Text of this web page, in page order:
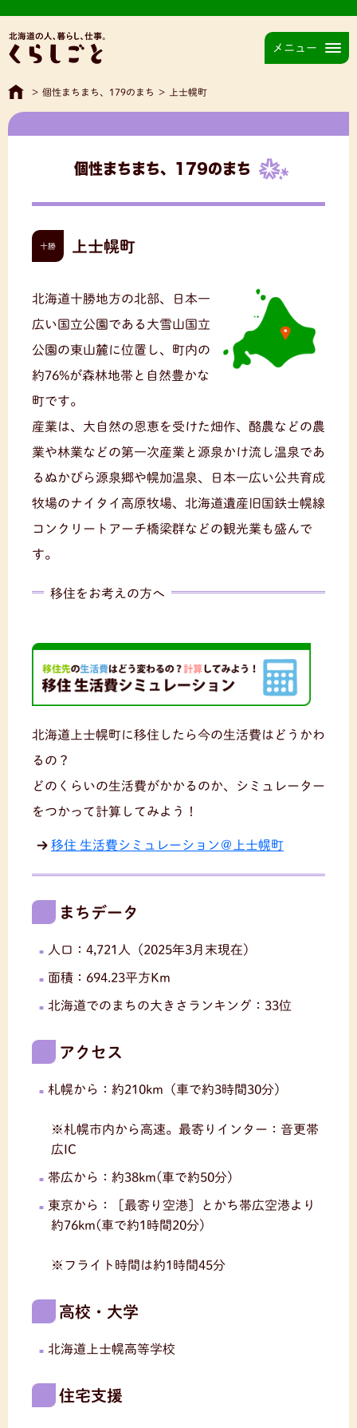
メニュー
> 個性まちまち、179のまち > 上士幌町
個性まちまち、179のまち
十勝 上士幌町
北海道十勝地方の北部、日本一
広い国立公園である大雪山国立
公園の東山麓に位置し、町内の
約76%が森林地帯と自然豊かな
町です。
産業は、大自然の恩恵を受けた畑作、酪農などの農
業や林業などの第一次産業と源泉かけ流し温泉であ
るぬかびら源泉郷や幌加温泉、日本一広い公共育成
牧場のナイタイ高原牧場、北海道遺産旧国鉄士幌線
コンクリートアーチ橋梁群などの観光業も盛んで
す。
移住をお考えの方へ
北海道上士幌町に移住したら今の生活費はどうかわ
るの？
どのくらいの生活費がかかるのか、シミュレーター
をつかって計算してみよう！
移住 生活費シミュレーション＠上士幌町
まちデータ
人口：4,721人（2025年3月末現在）
面積：694.23平方Km
北海道でのまちの大きさランキング：33位
アクセス
札幌から：約210km（車で約3時間30分）
※札幌市内から高速。最寄りインター：音更帯
広IC
帯広から：約38km(車で約50分)
東京から：［最寄り空港］とかち帯広空港より
約76km(車で約1時間20分)
※フライト時間は約1時間45分
高校・大学
北海道上士幌高等学校
住宅支援